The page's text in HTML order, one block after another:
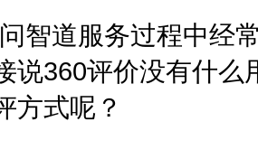
智道服务过程中经
说360评价没有什么
方式呢？